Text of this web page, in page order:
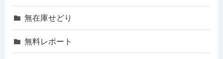
無在庫せどり
無料レポート